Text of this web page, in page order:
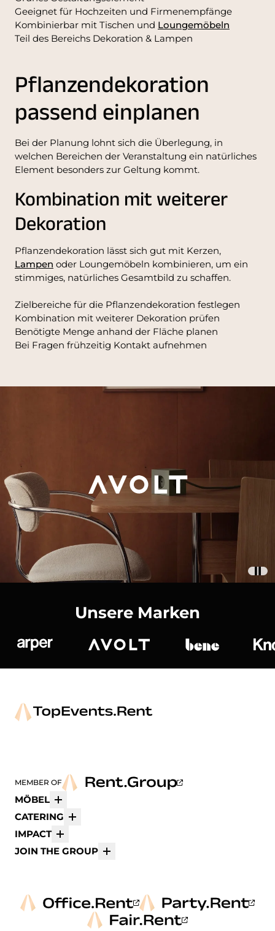
Geeignet für Hochzeiten und Firmenempfänge
Kombinierbar mit Tischen und Loungemöbeln
Teil des Bereichs Dekoration & Lampen
Pflanzendekoration
passend einplanen
Bei der Planung lohnt sich die Überlegung, in
welchen Bereichen der Veranstaltung ein natürliches
Element besonders zur Geltung kommt.
Kombination mit weiterer
Dekoration
Pflanzendekoration lässt sich gut mit Kerzen,
Lampen oder Loungemöbeln kombinieren, um ein
stimmiges, natürliches Gesamtbild zu schaffen.
Zielbereiche für die Pflanzendekoration festlegen
Kombination mit weiterer Dekoration prüfen
Benötigte Menge anhand der Fläche planen
Bei Fragen frühzeitig Kontakt aufnehmen
Unsere Marken
MEMBER OF
MÖBEL
CATERING
IMPACT
JOIN THE GROUP